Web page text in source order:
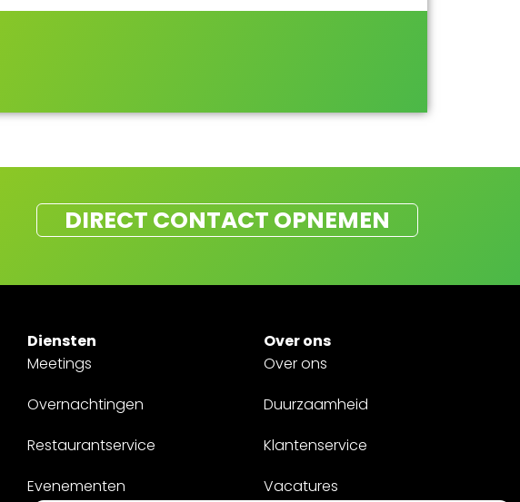
DIRECT CONTACT OPNEMEN
Diensten
Meetings
Overnachtingen
Restaurantservice
Evenementen
Over ons
Over ons
Duurzaamheid
Klantenservice
Vacatures